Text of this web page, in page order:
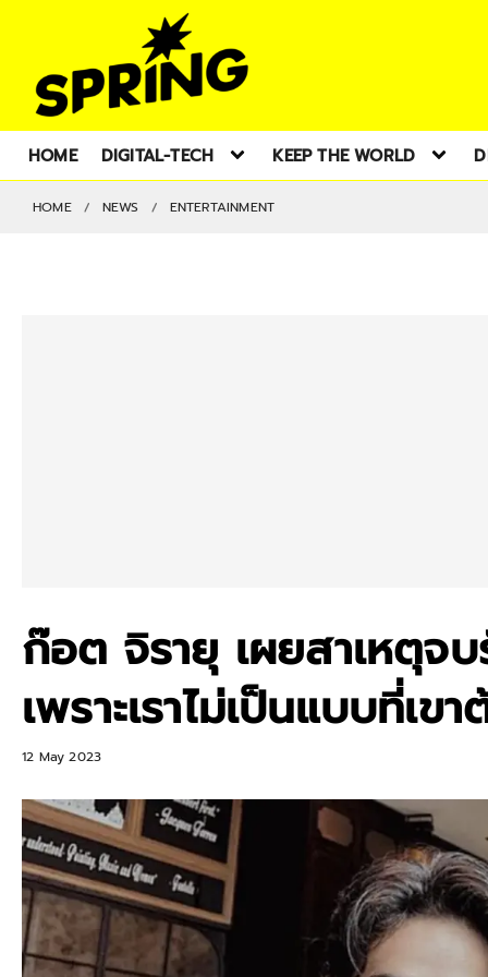
HOME DIGITAL-TECH KEEP THE WORLD
HOME NEWS ENTERTAINMENT
ก๊อต จิรายุ เผยสาเหตุ
เพราะเราไม่เป็นแบบที่เข
12 May 2023